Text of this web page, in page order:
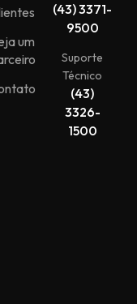
um
(43) 3371-
9500
Suporte
Técnico
(43)
3326-
1500